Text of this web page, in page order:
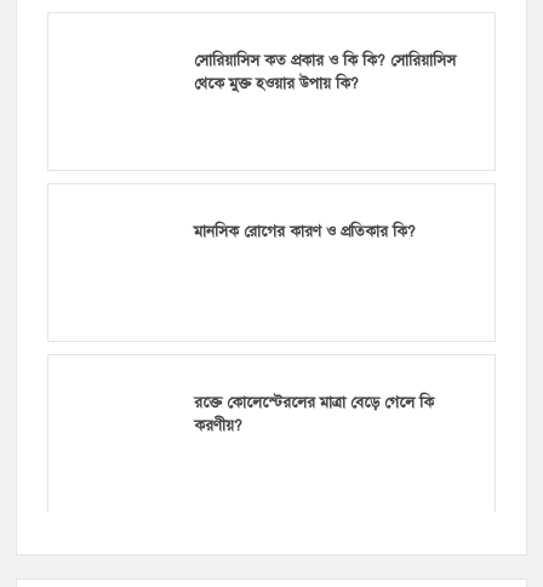
সোরিয়াসিস কত প্রকার ও কি কি? সোরিয়াসিস
থেকে মুক্ত হওয়ার উপায় কি?
মানসিক রোগের কারণ ও প্রতিকার কি?
রক্তে কোলেস্টেরলের মাত্রা বেড়ে গেলে কি
করণীয়?